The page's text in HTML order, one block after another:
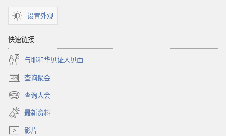
设置外观
快速链接
与耶和华见证人见面
查询聚会
（打
开
新
窗
口）
查询大会
（打
开
新
窗
最新资料
影片